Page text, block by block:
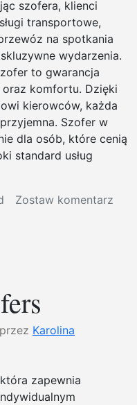
szofera, klienci
transportowe,
na spotkania
wydarzenia.
to gwarancja
komfortu. Dzięki
kierowców, każda
Szofer w
dla osób, które cenią
standard usług
Zostaw komentarz
przez Karolina
zapewnia